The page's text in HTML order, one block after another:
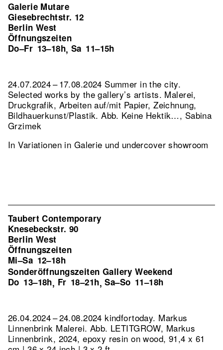
Galerie Mutare
Giesebrechtstr. 12
Berlin West
Öffnungszeiten
Do–Fr 13–18h, Sa 11–15h
24.07.2024 – 17.08.2024 Summer in the city.
Selected works by the gallery’s artists. Malerei,
Druckgrafik, Arbeiten auf/mit Papier, Zeichnung,
Bildhauerkunst/Plastik.Abb. Keine Hektik…, Sabina
Grzimek
In Variationen in Galerie und undercover showroom
Taubert Contemporary
Knesebeckstr. 90
Berlin West
Öffnungszeiten
Mi–Sa 12–18h
Sonderöffnungszeiten Gallery Weekend
Do 13–18h, Fr 18–21h,Sa–So 11–18h
26.04.2024 – 24.08.2024 kindfortoday. Markus
Linnenbrink Malerei. Abb. LETITGROW, Markus
Linnenbrink, 2024, epoxy resin on wood, 91,4 x 61